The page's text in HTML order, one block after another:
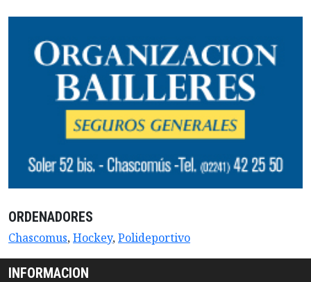
ORDENADORES
Chascomus,Hockey,Polideportivo
INFORMACION